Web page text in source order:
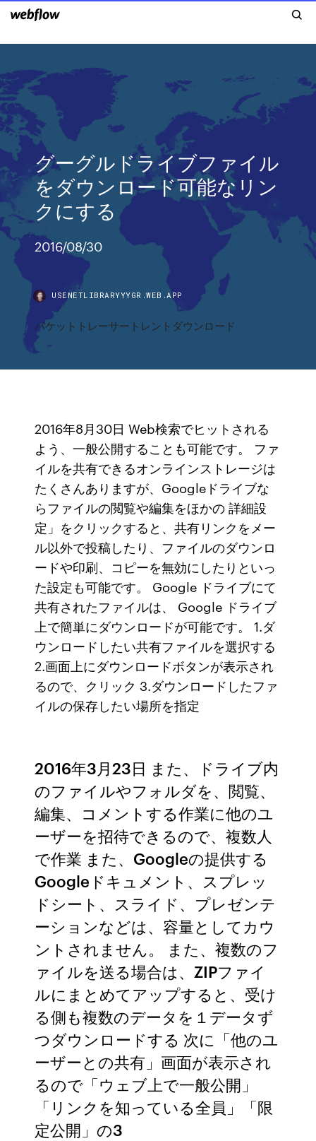
グーグルドライブファイル
をダウンロード可能なリン
クにする
2016/08/30
USENETLIBRARYYYGR.WEB.APP
パケットトレーサートレントダウンロード
2016年8月30日 Web検索でヒットされる
よう、一般公開することも可能です。 ファ
イルを共有できるオンラインストレージは
たくさんありますが、Googleドライブな
らファイルの閲覧や編集をほかの 詳細設
定」をクリックすると、共有リンクをメー
ル以外で投稿したり、ファイルのダウンロ
ードや印刷、コピーを無効にしたりといっ
た設定も可能です。 Google ドライブにて
共有されたファイルは、 Google ドライブ
上で簡単にダウンロードが可能です。 1.ダ
ウンロードしたい共有ファイルを選択する
2.画面上にダウンロードボタンが表示され
るので、クリック 3.ダウンロードしたファ
イルの保存したい場所を指定
2016年3月23日 また、ドライブ内
のファイルやフォルダを、閲覧、
編集、コメントする作業に他のユ
ーザーを招待できるので、複数人
で作業 また、Googleの提供する
Googleドキュメント、スプレッ
ドシート、スライド、プレゼンテ
ーションなどは、容量としてカウ
ントされません。 また、複数のフ
ァイルを送る場合は、ZIPファイ
ルにまとめてアップすると、受け
る側も複数のデータを１データず
つダウンロードする 次に「他のユ
ーザーとの共有」画面が表示され
るので「ウェブ上で一般公開」
「リンクを知っている全員」「限
定公開」の3